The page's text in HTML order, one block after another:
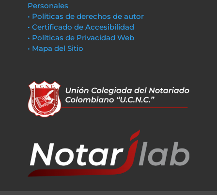
Personales
• Políticas de derechos de autor
• Certificado de Accesibilidad
• Políticas de Privacidad Web
• Mapa del Sitio